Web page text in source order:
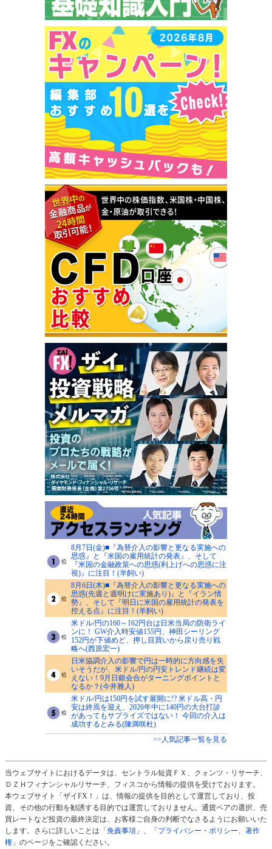
8月7日(金)■『為替介入の影響と更なる実施への
思惑』と『米国の雇用統計の発表』、そして
『米国の金融政策への思惑(利上げへの思惑に注
視)』に注目！(羊飼い)
8月6日(木)■『為替介入の影響と更なる実施への
思惑(先週と週明けに実施あり)』と『イラン情
勢』、そして『明日に米国の雇用統計の発表を
控える点』に注目！(羊飼い)
米ドル/円の160～162円台は日米当局の防衛ライ
ンに！ GW介入時安値155円、神田シーリング
152円が下値めど、押し目買いから戻り売り戦
略へ(西原宏一)
日米協調介入の影響で円は一時的に方向感を失
いそうだが、米ドル/円の円安トレンド継続は変
えない！9月日銀会合がターニングポイントと
なるか？(今井雅人)
米ドル/円は150円を試す展開に!? 米ドル高・円
安は終焉を迎え、2026年中に140円の大台打診
があってもサプライズではない！ 今回の介入は
成功するとみる(陳満咲杜)
>>人気記事一覧を見る
当ウェブサイトにおけるデータは、セントラル短資ＦＸ、クォンツ・リサーチ、
ＤＺＨフィナンシャルリサーチ、フィスコから情報の提供を受けております。
本ウェブサイト「ザイFX！」は、情報の提供を目的として運営しており、投
資、その他の行動を勧誘する目的では運営しておりません。通貨ペアの選択、売
買レートなど投資の最終決定は、お客様ご自身の判断でなさるようにお願いいた
します。さらに詳しいことは 「免責事項」
「プライバシー・ポリシー、著作
権」 のページをご確認ください。